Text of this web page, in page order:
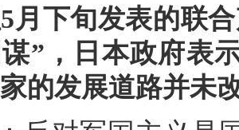
月下旬发表的联
”，日本政府表
的发展道路并未